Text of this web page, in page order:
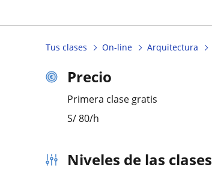
Tus clases On-line Arquitectura
Precio
Primera clase gratis
S/80/h
Niveles de las clases